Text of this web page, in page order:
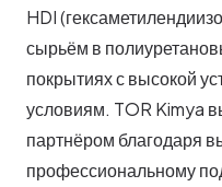
HDI
сырьём в
покрытиях с высокой
условиям. TOR Kimya
партнёром благодаря
профессиональному